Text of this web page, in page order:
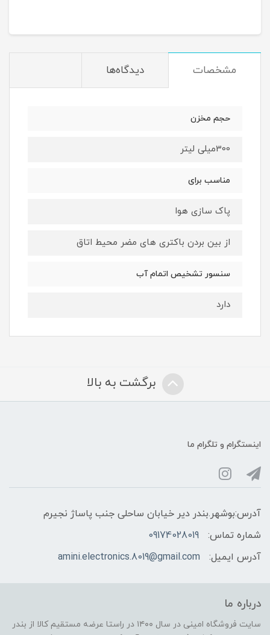
مشخصات دیدگاه‌ها
حجم مخزن
300میلی لیتر
مناسب برای
پاک سازی هوا
از بین بردن باکتری های مضر محیط اتاق
سنسور تشخیص اتمام آب
دارد
برگشت به بالا
اینستگرام و تلگرام ما
آدرس:بوشهر.بندر دیر خیابان ساحلی جنب پاساژ نجیرم
شماره تماس:
09174028019
آدرس ایمیل:
amini.electronics.8019@gmail.com
درباره ما
سایت فروشگاه امینی در سال ۱۴۰۰ در راستا عرضه مستقیم کالا از بندر